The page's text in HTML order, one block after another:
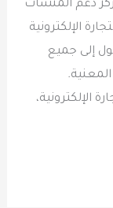
2 – 4 أكتوبر في مركز دعم المنشآت
الإلكترونية
إلى جميع
الإلكترونية،